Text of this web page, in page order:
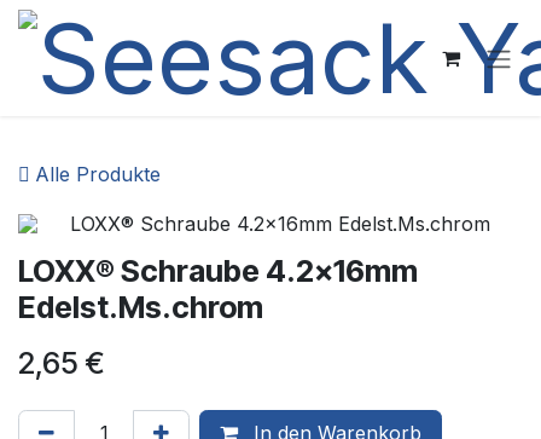
Zum Inhalt springen
Alle Produkte
LOXX® Schraube 4.2x16mm
Edelst.Ms.chrom
2,65 €
In den Warenkorb